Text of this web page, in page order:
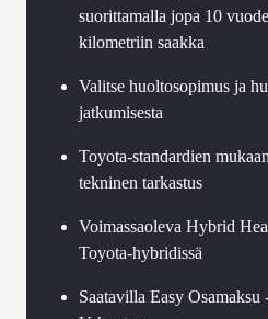
suorittamalla jopa 10
kilometriin saakka
Valitse huoltosopimus ja
jatkumisesta
Toyota-standardien
tekninen tarkastus
Voimassaoleva Hybrid
Toyota-hybridissä
Saatavilla Easy Osamaksu